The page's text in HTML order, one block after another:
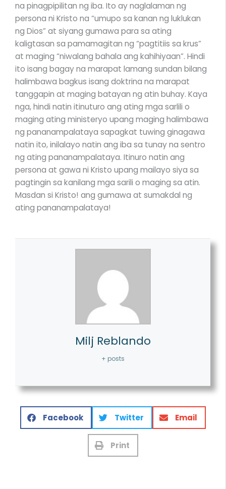
na pinagpipilitan ng iba. Ito ay naglalaman ng
persona ni Kristo na “umupo sa kanan ng luklukan
ng Dios” at siyang gumawa para sa ating
kaligtasan sa pamamagitan ng “pagtitiis sa krus”
at maging “niwalang bahala ang kahihiyaan”. Hindi
ito isang bagay na marapat lamang sundan bilang
halimbawa bagkus isang doktrina na marapat
tanggapin at maging batayan ng atin buhay. Kaya
nga, hindi natin itinuturo ang ating mga sarlili o
maging ating ministeryo upang maging halimbawa
ng pananampalataya sapagkat tuwing ginagawa
natin ito, inilalayo natin ang iba sa tunay na sentro
ng ating pananampalataya. Itinuro natin ang
persona at gawa ni Kristo upang mailayo siya sa
pagtingin sa kanilang mga sarili o maging sa atin.
Masdan si Kristo! ang gumawa at sumakdal ng
ating pananampalataya!
Milj Reblando
+ posts
Facebook Twitter Email
Print